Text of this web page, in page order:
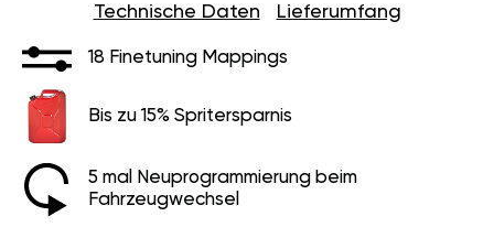
Technische Daten Lieferumfang
18 Finetuning Mappings
Bis zu 15% Spritersparnis
5 mal Neuprogrammierung beim
Fahrzeugwechsel